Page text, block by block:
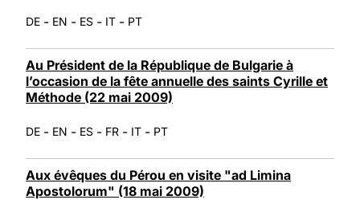
DE - EN - ES - IT - PT
Au Président de la République de Bulgarie à
l’occasion de la fête annuelle des saints Cyrille et
Méthode (22 mai 2009)
DE - EN - ES - FR - IT - PT
Aux évêques du Pérou en visite "ad Limina
Apostolorum" (18 mai 2009)